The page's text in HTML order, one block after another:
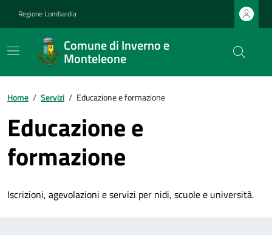
Regione Lombardia
Comune di Inverno e
Monteleone
Home / Servizi / Educazione e formazione
Educazione e
formazione
Iscrizioni, agevolazioni e servizi per nidi, scuole e università.